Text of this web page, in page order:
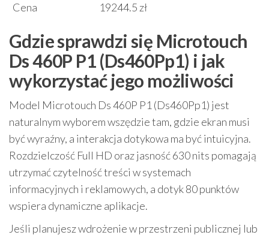
Cena
19244.5 zł
Gdzie sprawdzi się Microtouch
Ds 460P P1 (Ds460Pp1) i jak
wykorzystać jego możliwości
Model Microtouch Ds 460P P1 (Ds460Pp1) jest
naturalnym wyborem wszędzie tam, gdzie ekran musi
być wyraźny, a interakcja dotykowa ma być intuicyjna.
Rozdzielczość Full HD oraz jasność 630 nits pomagają
utrzymać czytelność treści w systemach
informacyjnych i reklamowych, a dotyk 80 punktów
wspiera dynamiczne aplikacje.
Jeśli planujesz wdrożenie w przestrzeni publicznej lub